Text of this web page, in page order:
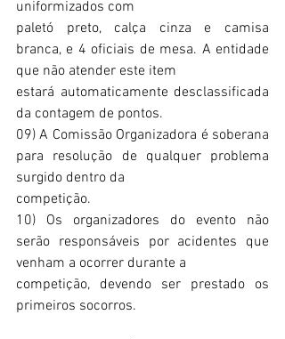
uniformizados com
paletó preto, calça cinza e camisa
branca, e 4 oficiais de mesa. A entidade
que não atender este item
estará automaticamente desclassificada
da contagem de pontos.
09) A Comissão Organizadora é soberana
para resolução de qualquer problema
surgido dentro da
competição.
10) Os organizadores do evento não
serão responsáveis por acidentes que
venham a ocorrer durante a
competição, devendo ser prestado os
primeiros socorros.